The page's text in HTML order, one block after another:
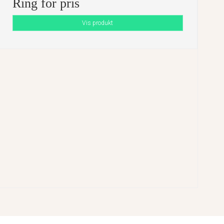
Ring for pris
Vis produkt